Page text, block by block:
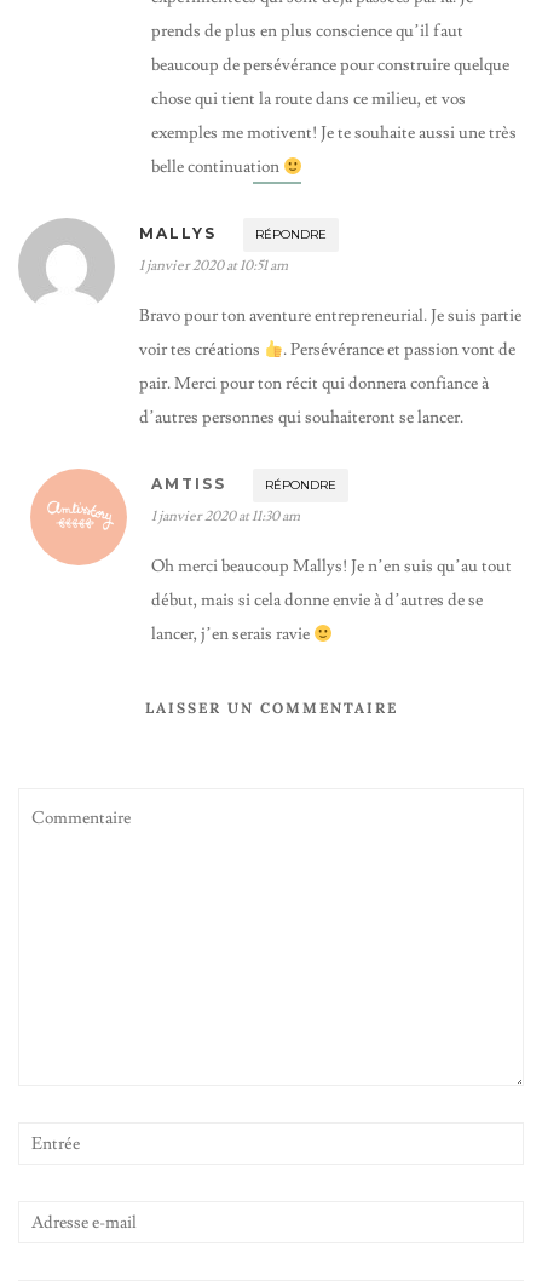
prends de plus en plus conscience qu’il faut
beaucoup de persévérance pour construire quelque
chose qui tient la route dans ce milieu, et vos
exemples me motivent! Je te souhaite aussi une très
belle continuation
MALLYS RÉPONDRE
1 janvier 2020 at 10:51 am
Bravo pour ton aventure entrepreneurial. Je suis partie
voir tes créations
. Persévérance et passion vont de
pair. Merci pour ton récit qui donnera confiance à
d’autres personnes qui souhaiteront se lancer.
AMTISS RÉPONDRE
1 janvier 2020 at 11:30 am
Oh merci beaucoup Mallys! Je n’en suis qu’au tout
début, mais si cela donne envie à d’autres de se
lancer, j’en serais ravie
LAISSER UN COMMENTAIRE